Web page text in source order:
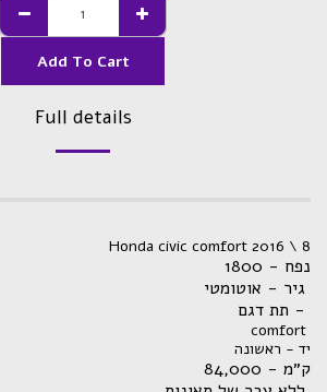
Add To Cart
Full details
Honda civic comfort 2016 \ 8
נפח - 1800
תת דגם -
comfort
יד - ראשונה
ק״מ - 84,000